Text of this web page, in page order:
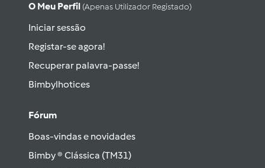
O Meu Perfil (apenas Utilizador Registado)
Iniciar sessão
Registar-se agora!
Recuperar palavra-passe!
Bimbylhotices
Fórum
Boas-vindas e novidades
Bimby ® Clássica (TM31)